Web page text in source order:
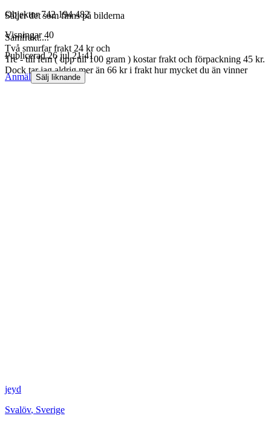
Säljer det som finns på bilderna
Samfrakt....
Två smurfar frakt 24 kr och
Tre - till fem ( upp till 100 gram ) kostar frakt och förpackning 45 kr.
Dock tar jag aldrig mer än 66 kr i frakt hur mycket du än vinner
Objektnr 742 194 482
Visningar 40
Publicerad 26 jul 21:41
Anmäl Sälj liknande
jeyd
Svalöv, Sverige